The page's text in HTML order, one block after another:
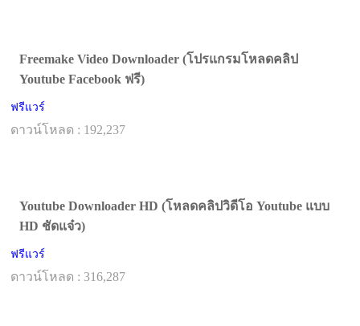
Freemake Video Downloader (โปรแกรมโหลดคลิป
Youtube Facebook ฟรี)
ฟรีแวร์
ดาวน์โหลด : 192,237
Youtube Downloader HD (โหลดคลิปวิดีโอ Youtube แบบ
HD ชัดแจ๋ว)
ฟรีแวร์
ดาวน์โหลด : 316,287